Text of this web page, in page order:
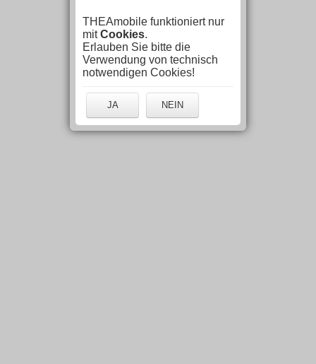
THEAmobile funktioniert nur
mitCookies.
Erlauben Sie bitte die
Verwendung von technisch
notwendigen Cookies!
JA NEIN